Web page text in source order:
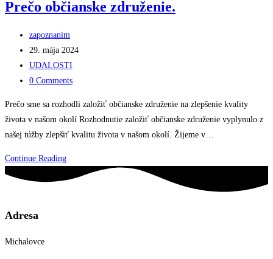
a
dedine.
Prečo občianske združenie.
Post
author:
zapoznanim
Post
published:
29. mája 2024
Post
category:
UDALOSTI
Post
0 Comments
Prečo sme sa rozhodli založiť občianske združenie na zlepšenie kvality
života v našom okolí Rozhodnutie založiť občianske združenie vyplynulo z
našej túžby zlepšiť kvalitu života v našom okolí. Žijeme v…
Continue ReadingPrečo
občianske
Adresa
Michalovce